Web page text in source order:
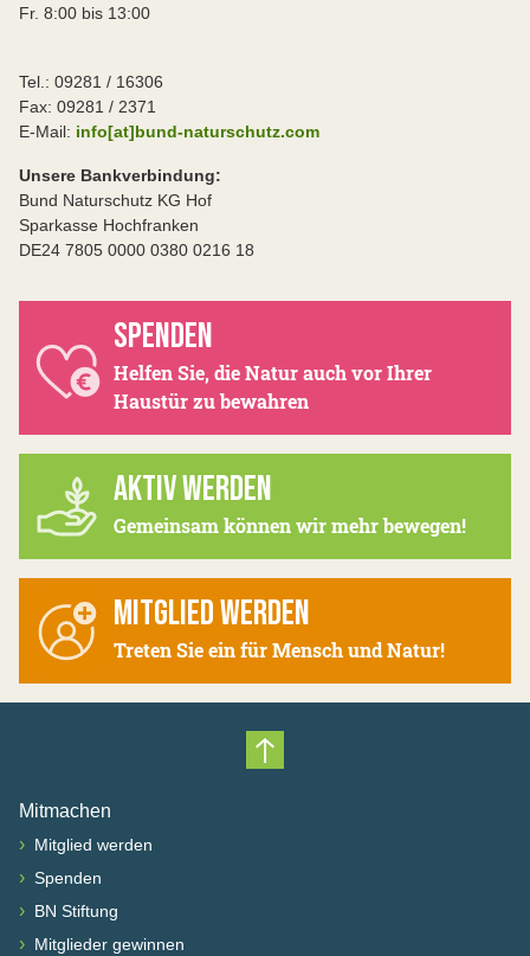
Fr. 8:00 bis 13:00
Tel.: 09281 / 16306
Fax: 09281 / 2371
E-Mail: info[at]bund-naturschutz.com
Unsere Bankverbindung:
Bund Naturschutz KG Hof
Sparkasse Hochfranken
DE24 7805 0000 0380 0216 18
SPENDEN
Helfen Sie, die Natur auch vor Ihrer
Haustür zu bewahren
AKTIV WERDEN
Gemeinsam können wir mehr bewegen!
MITGLIED WERDEN
Treten Sie ein für Mensch und Natur!
Nach oben scrollen
Mitmachen
› Mitglied werden
› Spenden
› BN Stiftung
› Mitglieder gewinnen